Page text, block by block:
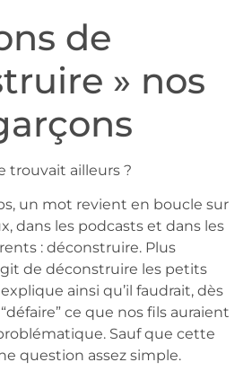
de
» nos
trouvait ailleurs ?
un mot revient en boucle sur
dans les podcasts et dans les
: déconstruire. Plus
de déconstruire les petits
ainsi qu’il faudrait, dès
ce que nos fils auraient
Sauf que cette
question assez simple.